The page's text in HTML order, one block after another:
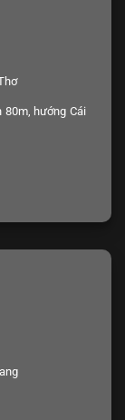
80m, hướng Cái